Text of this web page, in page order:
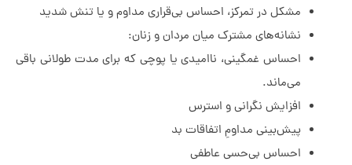
مشکل در تمرکز، احساس بی‌قراری مداوم و یا تنش شدید
نشانه‌های مشترک میان مردان و زنان:
احساس غمگینی، ناامیدی یا پوچی که برای مدت طولانی باقی
افزایش نگرانی و استرس
پیش‌بینی مداومِ اتفاقات بد
احساس بی‌حسی عاطفی